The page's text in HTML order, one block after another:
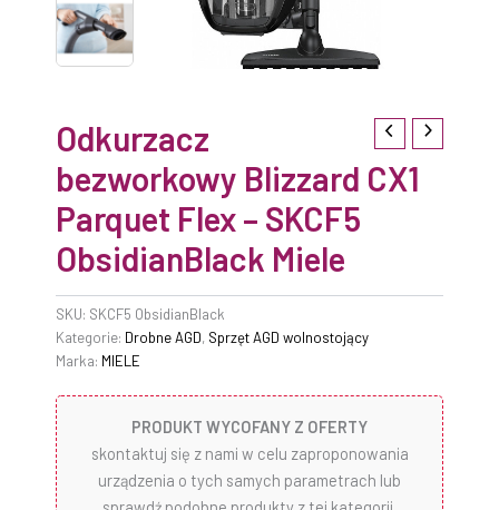
Odkurzacz
bezworkowy Blizzard CX1
Parquet Flex – SKCF5
ObsidianBlack Miele
SKU: SKCF5 ObsidianBlack
Kategorie: Drobne AGD, Sprzęt AGD wolnostojący
Marka: MIELE
PRODUKT WYCOFANY Z OFERTY
skontaktuj się z nami w celu zaproponowania
urządzenia o tych samych parametrach lub